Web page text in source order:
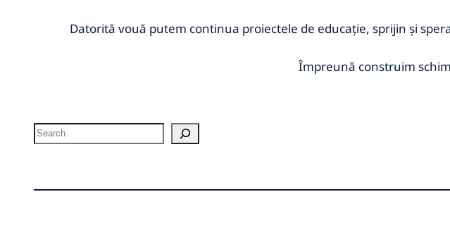
Datorită vouă putem continua proiectele de educație, sprijin și
Împreună construim